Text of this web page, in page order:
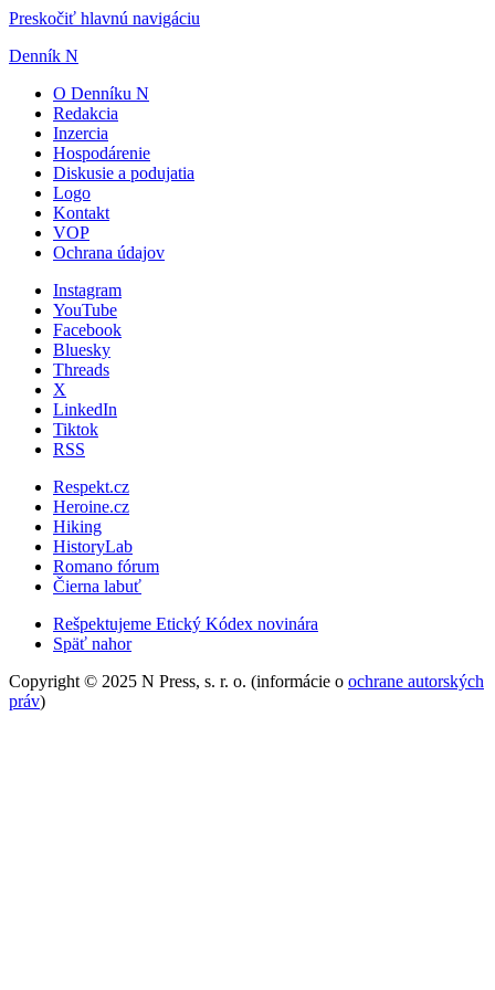
Preskočiť hlavnú navigáciu
Denník N
O Denníku N
Redakcia
Inzercia
Hospodárenie
Diskusie a podujatia
Logo
Kontakt
VOP
Ochrana údajov
Instagram
YouTube
Facebook
Bluesky
Threads
X
LinkedIn
Tiktok
RSS
Respekt.cz
Heroine.cz
Hiking
HistoryLab
Romano fórum
Čierna labuť
Rešpektujeme Etický Kódex novinára
Späť nahor
Copyright © 2025 N Press, s. r. o. (informácie o ochrane autorských
práv)